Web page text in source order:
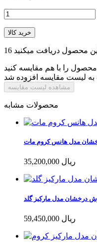
خرید کالا
16 این محصول دریافت میکنید
لیست مقایسه افزوده شد
مشاهده لیست مقایسه
محصولات مشابه
مدل هانس کروم مات
35,200,000 ریال
درخشان مدل مارکیز گلد
59,450,000 ریال